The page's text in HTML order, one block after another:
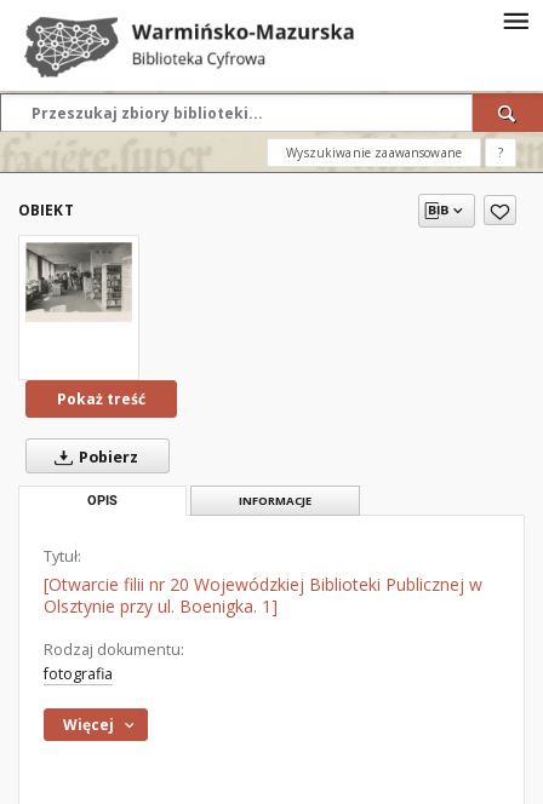
Wyszukiwanie zaawansowane ?
OBIEKT
Pokaż treść
Pobierz
OPIS INFORMACJE
Tytuł:
[Otwarcie filii nr 20 Wojewódzkiej Biblioteki Publicznej w
Olsztynie przy ul. Boenigka. 1]
Rodzaj dokumentu:
fotografia
Więcej